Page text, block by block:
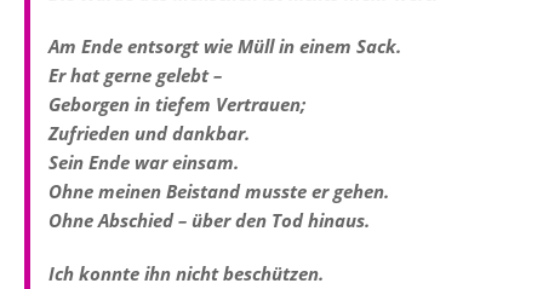
Am Ende entsorgt wie Müll in einem Sack.
Er hat gerne gelebt –
Geborgen in tiefem Vertrauen;
Zufrieden und dankbar.
Sein Ende war einsam.
Ohne meinen Beistand musste er gehen.
Ohne Abschied – über den Tod hinaus.
Ich konnte ihn nicht beschützen.